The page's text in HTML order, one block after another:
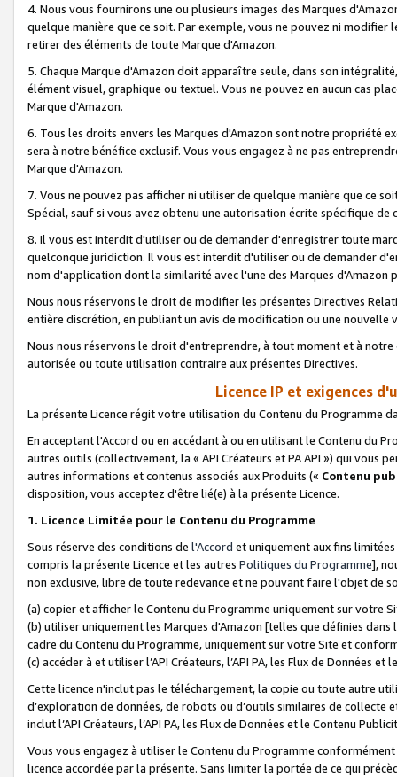
4. Nous vous fournirons une ou plusieurs images des Marques
quelque manière que ce soit. Par exemple, vous ne pouvez ni
retirer des éléments de toute Marque d'Amazon.
5. Chaque Marque d'Amazon doit apparaître seule, dans son
élément visuel, graphique ou textuel. Vous ne pouvez en aucun cas
Marque d'Amazon.
6. Tous les droits envers les Marques d'Amazon sont notre propriété
sera à notre bénéfice exclusif. Vous vous engagez à ne pas
Marque d'Amazon.
7. Vous ne pouvez pas afficher ni utiliser de quelque manière que ce
Spécial, sauf si vous avez obtenu une autorisation écrite spécifique de
8. Il vous est interdit d'utiliser ou de demander d'enregistrer toute
quelconque juridiction. Il vous est interdit d'utiliser ou de demander
nom d'application dont la similarité avec l'une des Marques
Nous nous réservons le droit de modifier les présentes Directives
entière discrétion, en publiant un avis de modification ou une nouvelle
Nous nous réservons le droit d'entreprendre, à tout moment et à
autorisée ou toute utilisation contraire aux présentes Directives.
Licence IP et exigences
La présente Licence régit votre utilisation du Contenu du Programme
En acceptant l'Accord ou en accédant à ou en utilisant le Contenu du
autres outils (collectivement, la « API Créateurs et PA API ») qui vous
autres informations et contenus associés aux Produits (« Contenu
disposition, vous acceptez d'être lié(e) à la présente Licence.
1. Licence Limitée pour le Contenu du Programme
Sous réserve des conditions de l'Accord et uniquement aux fins
compris la présente Licence et les autres Politiques du Programme],
non exclusive, libre de toute redevance et ne pouvant faire l'objet de
(a) copier et afficher le Contenu du Programme uniquement sur votre
(b) utiliser uniquement les Marques d'Amazon [telles que définies dans
cadre du Contenu du Programme, uniquement sur votre Site et
(c) accéder à et utiliser l’API Créateurs, l’API PA, les Flux de Données
Cette licence n'inclut pas le téléchargement, la copie ou toute autre
d’exploration de données, de robots ou d’outils similaires de
inclut l’API Créateurs, l’API PA, les Flux de Données et le Contenu
Vous vous engagez à utiliser le Contenu du Programme
licence accordée par la présente. Sans limiter la portée de ce qui